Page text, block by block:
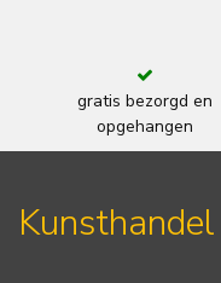
gratis bezorgd en
opgehangen